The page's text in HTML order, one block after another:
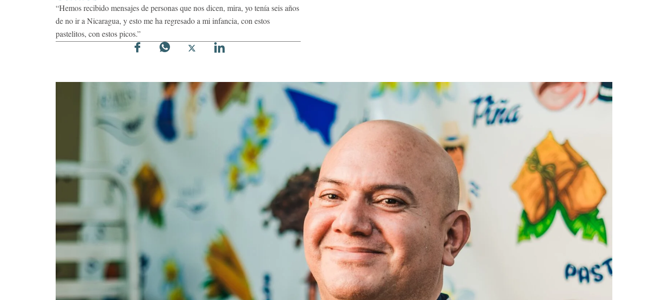
“Hemos recibido mensajes de personas que nos dicen, mira, yo tenía seis años
de no ir a Nicaragua, y esto me ha regresado a mi infancia, con estos
pastelitos, con estos picos.”